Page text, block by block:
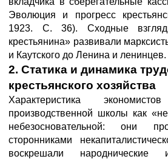
Эволюция и прогресс
1923. С. 36). Сходные
крестьянина» развивали
и Каутского до Ленина и ленинцев.
2. Статика и динамика
крестьянского хозяйства
Характеристика
производственной школы как
небезосновательной: они
сторонниками
воскрешали народнические